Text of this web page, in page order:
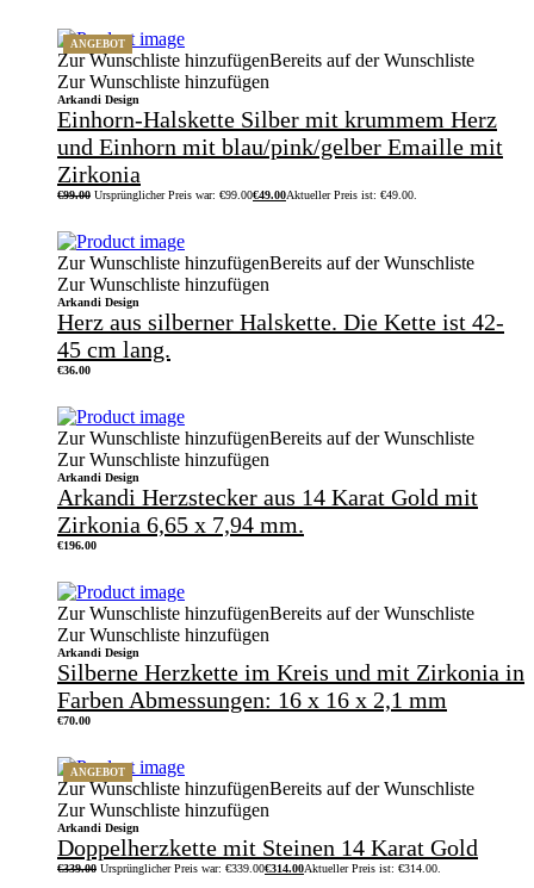
ANGEBOT
Zur Wunschliste hinzufügenBereits auf der Wunschliste
Zur Wunschliste hinzufügen
Arkandi Design
Einhorn-Halskette Silber mit krummem Herz
und Einhorn mit blau/pink/gelber Emaille mit
Zirkonia
€99.00 Ursprünglicher Preis war: €99.00€49.00Aktueller Preis ist: €49.00.
Zur Wunschliste hinzufügenBereits auf der Wunschliste
Zur Wunschliste hinzufügen
Arkandi Design
Herz aus silberner Halskette. Die Kette ist 42-
45 cm lang.
€36.00
Zur Wunschliste hinzufügenBereits auf der Wunschliste
Zur Wunschliste hinzufügen
Arkandi Design
Arkandi Herzstecker aus 14 Karat Gold mit
Zirkonia 6,65 x 7,94 mm.
€196.00
Zur Wunschliste hinzufügenBereits auf der Wunschliste
Zur Wunschliste hinzufügen
Arkandi Design
Silberne Herzkette im Kreis und mit Zirkonia in
Farben Abmessungen: 16 x 16 x 2,1 mm
€70.00
ANGEBOT
Zur Wunschliste hinzufügenBereits auf der Wunschliste
Zur Wunschliste hinzufügen
Arkandi Design
Doppelherzkette mit Steinen 14 Karat Gold
€339.00 Ursprünglicher Preis war: €339.00€314.00Aktueller Preis ist: €314.00.